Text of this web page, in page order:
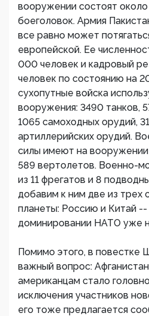
вооружении состоят
боеголовок. Армия
все равно может
европейской. Ее
000 человек и кадровый
человек по состоянию на
сухопутные войска
вооружения: 3490 танков,
1065 самоходных орудий,
артиллерийских орудий.
силы имеют на вооружении
589 вертолетов. Военно-
из 11 фрегатов и 8
добавим к ним две из трех
планеты: Россию и Китай --
доминировании НАТО уже
Помимо этого, в
важный вопрос:
американцам стало
исключения участников
его тоже предлагается